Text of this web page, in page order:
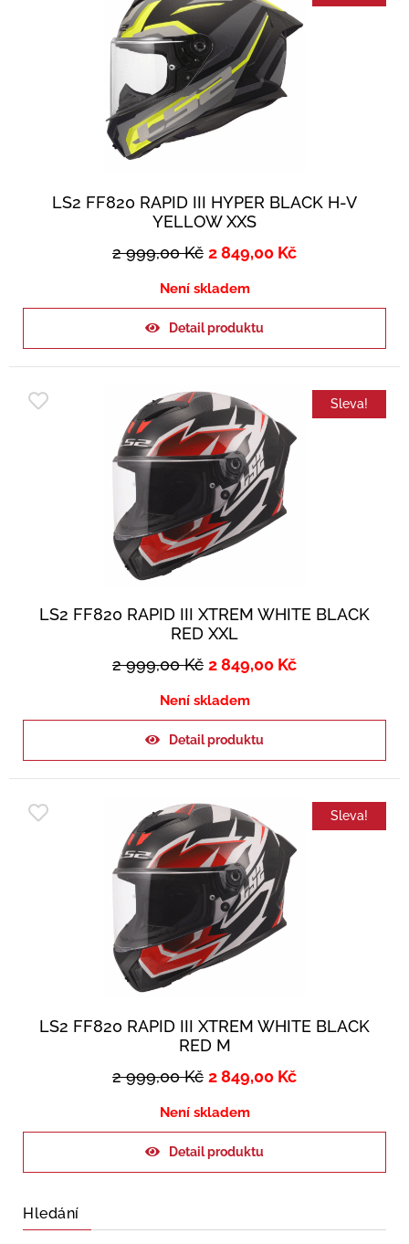
LS2 FF820 RAPID III HYPER BLACK H-V
YELLOW XXS
2 999,00Kč 2 849,00 Kč
Není skladem
Detail produktu
Sleva!
LS2 FF820 RAPID III XTREM WHITE BLACK
RED XXL
2 999,00Kč 2 849,00 Kč
Není skladem
Detail produktu
Sleva!
LS2 FF820 RAPID III XTREM WHITE BLACK
RED M
2 999,00Kč 2 849,00 Kč
Není skladem
Detail produktu
Hledání